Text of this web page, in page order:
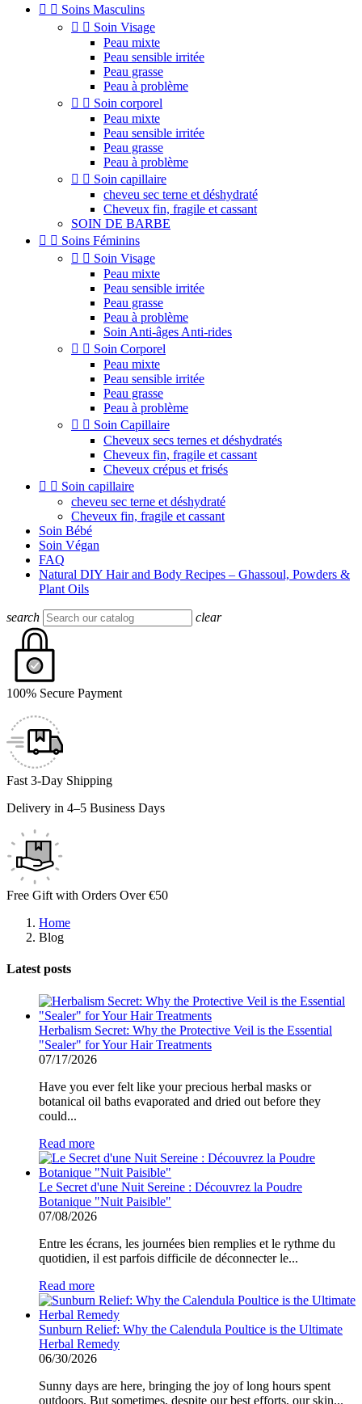
  Soins Masculins
  Soin Visage
Peau mixte
Peau sensible irritée
Peau grasse
Peau à problème
  Soin corporel
Peau mixte
Peau sensible irritée
Peau grasse
Peau à problème
  Soin capillaire
cheveu sec terne et déshydraté
Cheveux fin, fragile et cassant
SOIN DE BARBE
  Soins Féminins
  Soin Visage
Peau mixte
Peau sensible irritée
Peau grasse
Peau à problème
Soin Anti-âges Anti-rides
  Soin Corporel
Peau mixte
Peau sensible irritée
Peau grasse
Peau à problème
  Soin Capillaire
Cheveux secs ternes et déshydratés
Cheveux fin, fragile et cassant
Cheveux crépus et frisés
  Soin capillaire
cheveu sec terne et déshydraté
Cheveux fin, fragile et cassant
Soin Bébé
Soin Végan
FAQ
Natural DIY Hair and Body Recipes – Ghassoul, Powders &
Plant Oils
search clear
100% Secure Payment
Fast 3-Day Shipping
Delivery in 4–5 Business Days
Free Gift with Orders Over €50
Home
Blog
Latest posts
Herbalism Secret: Why the Protective Veil is the Essential
"Sealer" for Your Hair Treatments
07/17/2026
Have you ever felt like your precious herbal masks or
botanical oil baths evaporated and dried out before they
could...
Read more
Le Secret d'une Nuit Sereine : Découvrez la Poudre
Botanique "Nuit Paisible"
07/08/2026
Entre les écrans, les journées bien remplies et le rythme du
quotidien, il est parfois difficile de déconnecter le...
Read more
Sunburn Relief: Why the Calendula Poultice is the Ultimate
Herbal Remedy
06/30/2026
Sunny days are here, bringing the joy of long hours spent
outdoors. But sometimes, despite our best efforts, our skin...